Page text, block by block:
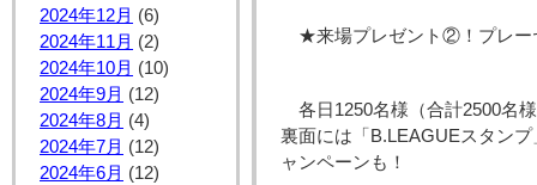
2024年12月 (6)
2024年11月 (2)
2024年10月 (10)
2024年9月 (12)
2024年8月 (4)
2024年7月 (12)
2024年6月 (12)
★来場プレゼント②！プレー
各日1250名様（合計2500名
裏面には「B.LEAGUEスタン
ャンペーンも！